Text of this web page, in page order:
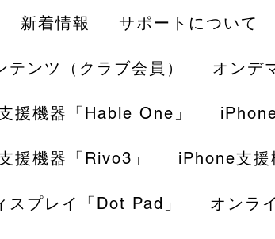
新着情報 サポートについて
テンツ（クラブ会員） オンデ
援機器「Hable One」
援機器「Rivo3」 iPhone支援
スプレイ「Dot Pad」 オンラ